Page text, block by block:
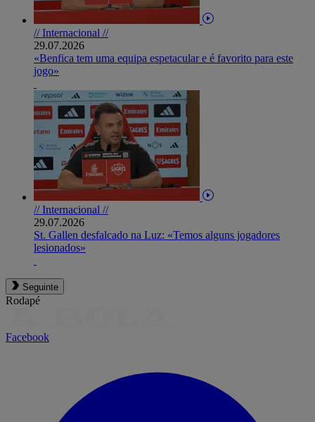
// Internacional //
29.07.2026
«Benfica tem uma equipa espetacular e é favorito para este
jogo»
// Internacional //
29.07.2026
St. Gallen desfalcado na Luz: «Temos alguns jogadores
lesionados»
Seguinte
Rodapé
Facebook